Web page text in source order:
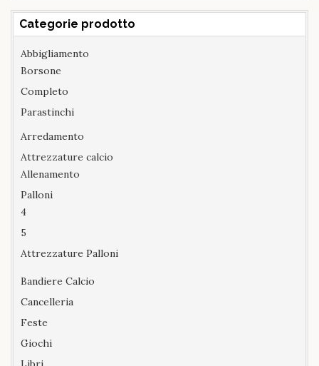
Categorie prodotto
Abbigliamento
Borsone
Completo
Parastinchi
Arredamento
Attrezzature calcio
Allenamento
Palloni
4
5
Attrezzature Palloni
Bandiere Calcio
Cancelleria
Feste
Giochi